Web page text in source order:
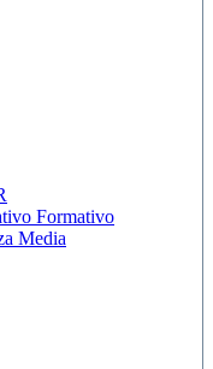
Formativo
Media